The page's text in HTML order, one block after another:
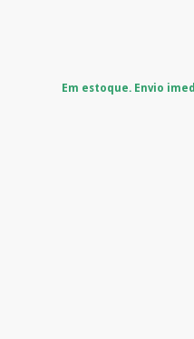
Em estoque. Envio